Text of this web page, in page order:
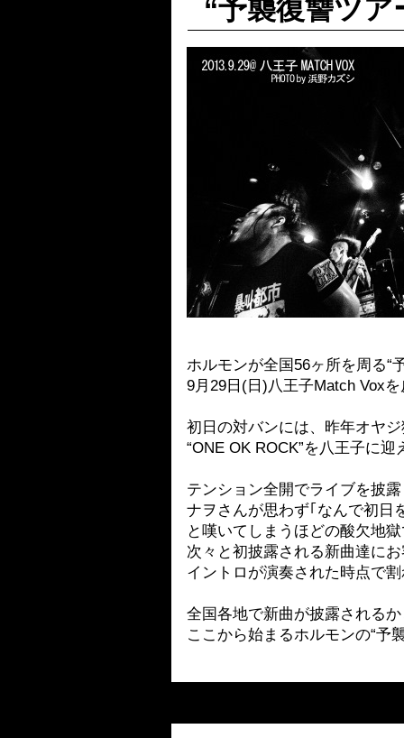
“予襲復讐ツ
ホルモンが全国56ヶ所を周る“
9月29日(日)八王子Match Vox
初日の対バンには、昨年オヤ
“ONE OK ROCK”を八王子に迎
テンション全開でライブを披
ナヲさんが思わず｢なんで初日
と嘆いてしまうほどの酸欠地
次々と初披露される新曲達に
イントロが演奏された時点で
全国各地で新曲が披露される
ここから始まるホルモンの“予